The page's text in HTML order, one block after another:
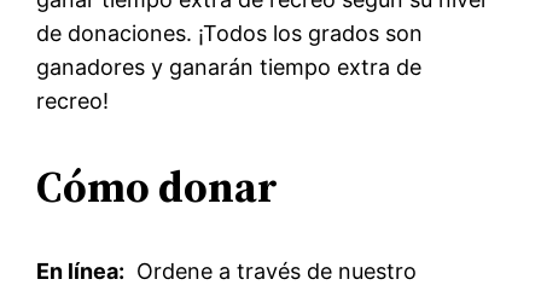
de donaciones. ¡Todos los grados son
ganadores y ganarán tiempo extra de
recreo!
Cómo donar
En línea: Ordene a través de nuestro